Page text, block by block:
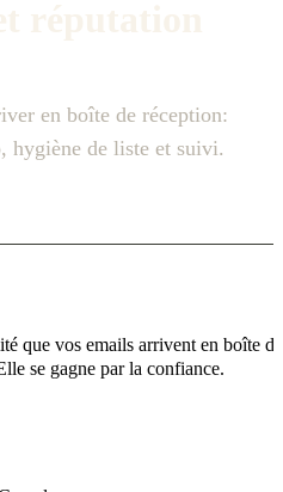
en boîte de réception:
hygiène de liste et suivi.
que vos emails arrivent en boîte de
se gagne par la confiance.